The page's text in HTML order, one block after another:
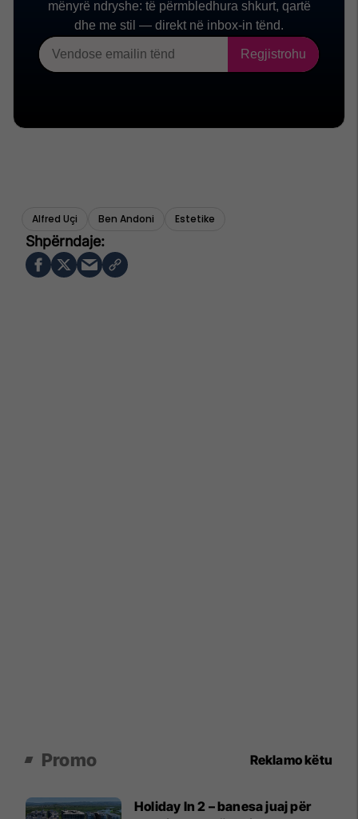
Alfred Uçi Ben Andoni Estetike
Promo Reklamo këtu
Holiday In 2 – banesa juaj për